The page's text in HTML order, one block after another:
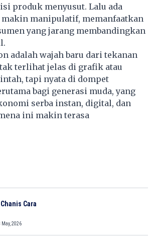
produk menyusut. Lalu ada
manipulatif, memanfaatkan
yang jarang membandingkan
adalah wajah baru dari tekanan
terlihat jelas di grafik atau
tapi nyata di dompet
bagi generasi muda, yang
serba instan, digital, dan
ini makin terasa
Cara
2026